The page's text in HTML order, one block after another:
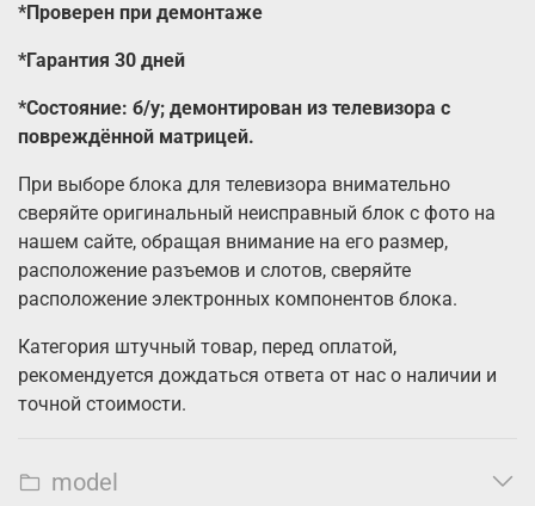
*Проверен при демонтаже
*Гарантия 30 дней
*Состояние: б/у; демонтирован из телевизора с
повреждённой матрицей.
При выборе блока для телевизора внимательно
сверяйте оригинальный неисправный блок с фото на
нашем сайте, обращая внимание на его размер,
расположение разъемов и слотов, сверяйте
расположение электронных компонентов блока.
Категория штучный товар, перед оплатой,
рекомендуется дождаться ответа от нас о наличии и
точной стоимости.
model